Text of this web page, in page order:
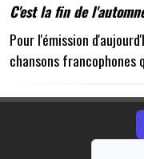
C'est la fin de
Pour l'émission
chansons francophones